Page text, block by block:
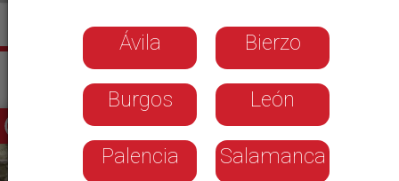
Actualidad La 8 Salamanca
Ávila Bierzo
Burgos León
Palencia Salamanca